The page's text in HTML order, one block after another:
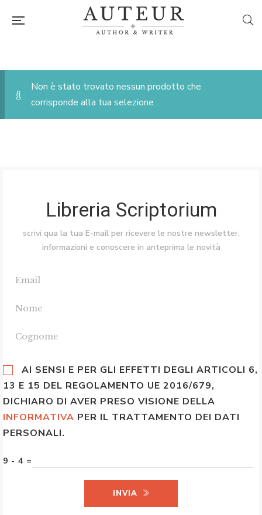
Non è stato trovato nessun prodotto che
corrisponde alla tua selezione.
Libreria Scriptorium
scrivi qua la tua E-mail per ricevere le nostre newsletter,
informazioni e conoscere in anteprima le novità
AI SENSI E PER GLI EFFETTI DEGLI ARTICOLI 6,
13 E 15 DEL REGOLAMENTO UE 2016/679,
DICHIARO DI AVER PRESO VISIONE DELLA
INFORMATIVA PER IL TRATTAMENTO DEI DATI
PERSONALI.
9 - 4 =
INVIA